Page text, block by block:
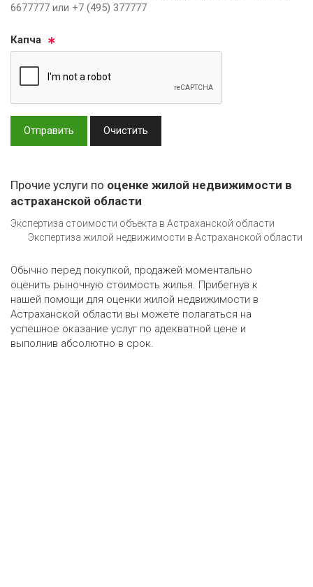
6677777 или +7 (495) 377777
Кап­ча
Отправить Очистить
Прочие услуги по оценке жилой недвижимости в
астраханской области
Экспертиза стоимости объекта в Астраханской области
Экспертиза жилой недвижимости в Астраханской области
Обычно перед покупкой, продажей моментально
оценить рыночную стоимость жилья. Прибегнув к
нашей помощи для оценки жилой недвижимости в
Астраханской области вы можете полагаться на
успешное оказание услуг по адекватной цене и
выполнив абсолютно в срок.